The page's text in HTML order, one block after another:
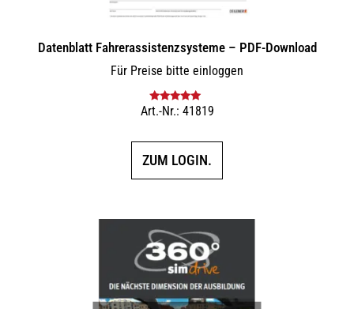
Datenblatt Fahrerassistenzsysteme – PDF-Download
Für Preise bitte einloggen
Bewertet mit
Art.-Nr.: 41819
ZUM LOGIN.